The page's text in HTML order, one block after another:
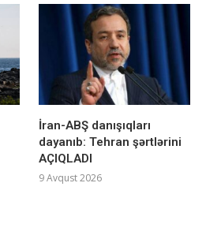
İran-ABŞ danışıqları
dayanıb: Tehran şərtlərini
AÇIQLADI
9 Avqust 2026